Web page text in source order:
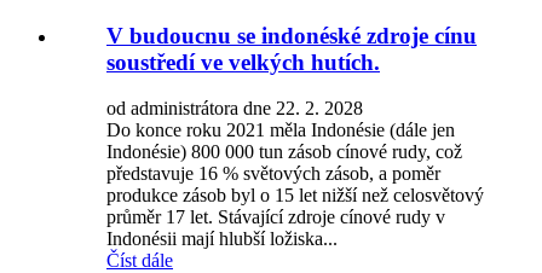
V budoucnu se indonéské zdroje cínu
soustředí ve velkých hutích.
od administrátora dne 22. 2. 2028
Do konce roku 2021 měla Indonésie (dále jen
Indonésie) 800 000 tun zásob cínové rudy, což
představuje 16 % světových zásob, a poměr
produkce zásob byl o 15 let nižší než celosvětový
průměr 17 let. Stávající zdroje cínové rudy v
Indonésii mají hlubší ložiska...
Číst dále